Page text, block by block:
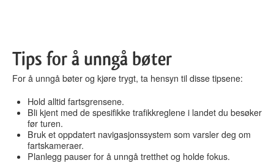
Tips for å unngå bøter
For å unngå bøter og kjøre trygt, ta hensyn til disse tipsene:
Hold alltid fartsgrensene.
Bli kjent med de spesifikke trafikkreglene i landet du besøker
før turen.
Bruk et oppdatert navigasjonssystem som varsler deg om
fartskameraer.
Planlegg pauser for å unngå tretthet og holde fokus.